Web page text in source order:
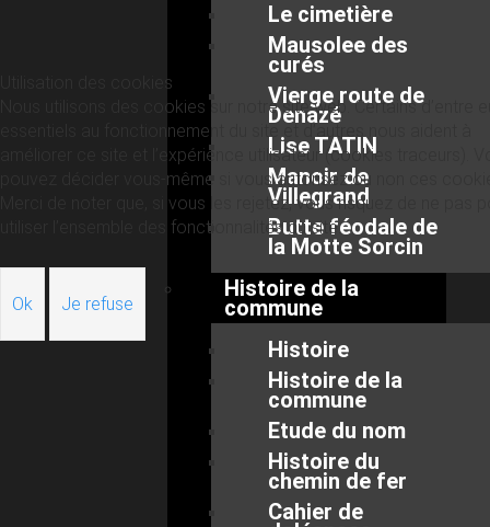
Le cimetière
Mausolee des
curés
Vierge route de
Denazé
Lise TATIN
Manoir de
Villegrand
Butte féodale de
la Motte Sorcin
Histoire de la
commune
Histoire
Histoire de la
commune
Etude du nom
Histoire du
chemin de fer
Cahier de
Utilisation des cookies
Nous utilisons des cookies sur notre site web. Certains d’entre
essentiels au fonctionnement du site et d’autres nous aident à
améliorer ce site et l’expérience utilisateur (cookies traceurs).
pouvez décider vous-même si vous autorisez ou non ces
Merci de noter que, si vous les rejetez, vous risquez de ne pas
utiliser l’ensemble des fonctionnalités du site.
Ok Je refuse